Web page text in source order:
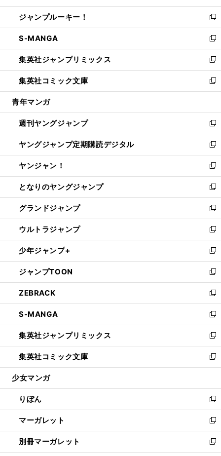
開
く
ウ
で
開
く
ン
ド
ウ
で
開
く
ウ
ィ
ン
ド
ウ
で
開
く
し
い
ウ
ィ
ン
ド
ウ
で
開
ジャンプルーキー！
新
し
い
ウ
ィ
ン
ド
ウ
開
く
S-MANGA
新
し
い
ウ
ィ
ン
ウ
で
開
く
集英社ジャンプリミックス
新
し
い
ウ
ン
ド
ウ
で
開
く
集英社コミック文庫
新
し
ウ
ィ
ン
ド
ウ
で
開
く
青年マンガ
週刊ヤングジャンプ
新
し
い
ウ
ィ
ン
ド
ウ
で
開
く
ヤングジャンプ定期購読デジタル
新
し
い
ウ
ィ
ン
ド
ウ
で
開
く
ヤンジャン！
新
し
い
ウ
ィ
ン
ド
ウ
で
開
く
となりのヤングジャンプ
新
し
い
ウ
ィ
ン
ド
ウ
で
開
く
グランドジャンプ
新
し
い
ウ
ィ
ン
ド
ウ
で
開
く
ウルトラジャンプ
新
し
い
ウ
ィ
ン
ド
ウ
で
開
く
少年ジャンプ+
新
し
い
ウ
ィ
ン
ド
ウ
で
開
く
ジャンプTOON
新
し
い
ウ
ィ
ン
ド
ウ
で
開
ZEBRACK
新
し
い
ウ
ィ
ン
ド
ウ
開
く
S-MANGA
新
し
い
ウ
ィ
ン
ウ
で
開
く
集英社ジャンプリミックス
新
し
い
ウ
ン
ド
ウ
で
開
く
集英社コミック文庫
新
し
ウ
ィ
ン
ド
ウ
で
開
少女マンガ
りぼん
新
し
い
ウ
ィ
ン
マーガレット
新
し
い
ウ
別冊マーガレット
新
し